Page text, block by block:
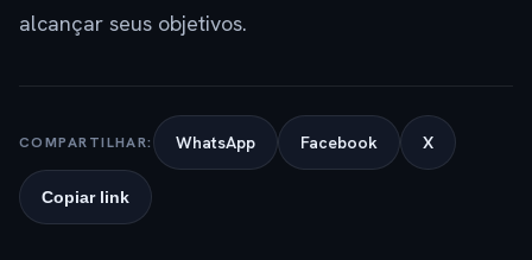
alcançar seus objetivos.
COMPARTILHAR: WhatsApp Facebook X
Copiar link